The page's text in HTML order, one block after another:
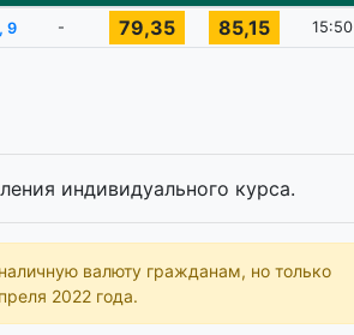
9 - 79,35 85,15 15:50
индивидуального курса.
валюту гражданам, но только
2022 года.